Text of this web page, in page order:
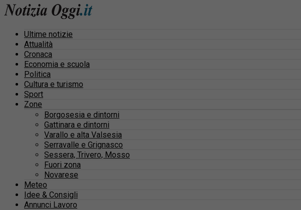
Ultime notizie
Attualità
Cronaca
Economia e scuola
Politica
Cultura e turismo
Sport
Zone
Borgosesia e dintorni
Gattinara e dintorni
Varallo e alta Valsesia
Serravalle e Grignasco
Sessera, Trivero, Mosso
Fuori zona
Novarese
Meteo
Idee & Consigli
Annunci Lavoro